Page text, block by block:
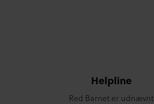
Helpline
Red Barnet er udnævnt